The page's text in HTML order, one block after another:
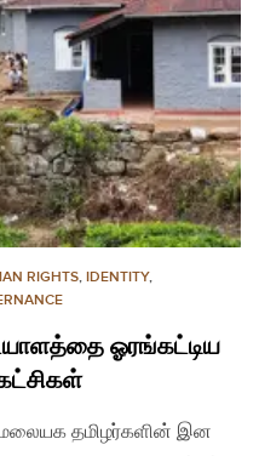
RIGHTS, IDENTITY,
ஓரங்கட்டிய
மலையக தமிழர்களின் இன